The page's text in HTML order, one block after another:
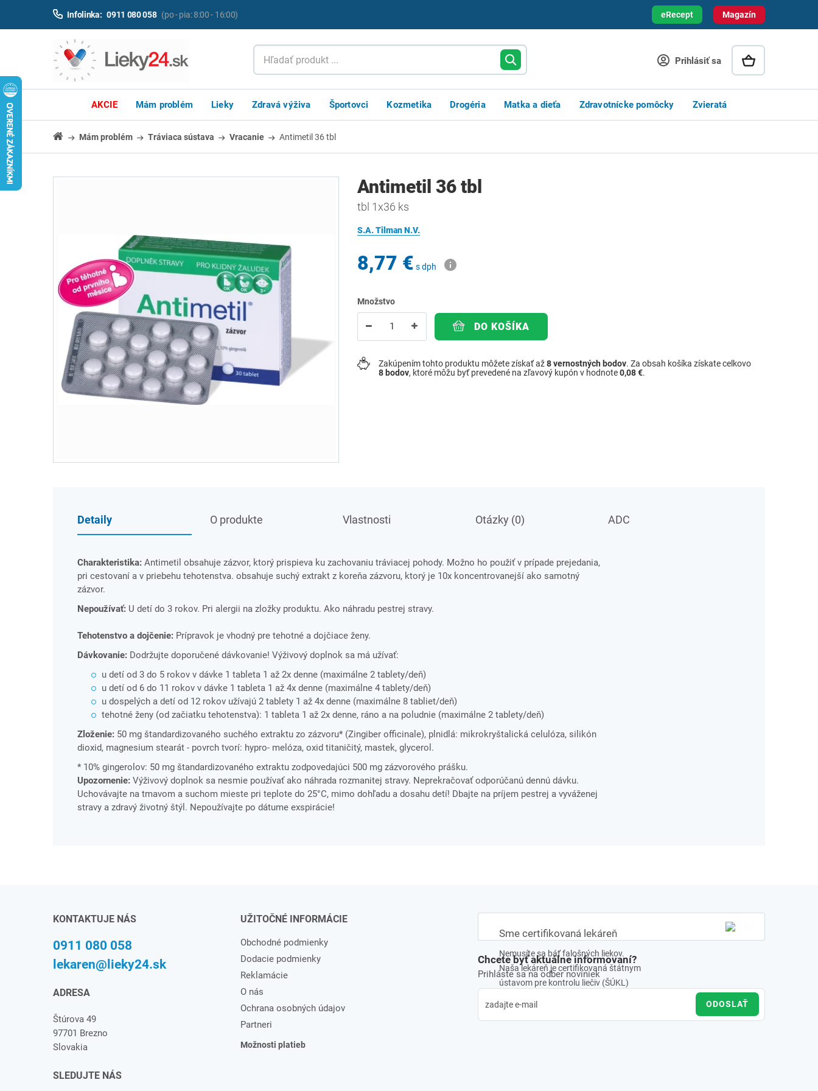
Magazín
Infolinka: 0911 080 058 (po - pia: 8:00 - 16:00) eRecept
Prihlásiť sa
AKCIE Mám problém Lieky Zdravá výživa Športovci Kozmetika Drogéria Matka a dieťa Zdravotnícke pomôcky Zvieratá
Mám problém Tráviaca sústava Vracanie Antimetil 36 tbl
Antimetil 36 tbl
tbl 1x36 ks
S.A. Tilman N.V.
8,77 € s dph
Množstvo
DO KOŠÍKA
Zakúpením tohto produktu môžete získať až8vernostných bodov. Za obsah košíka získate celkovo
8 bodov, ktoré môžu byť prevedené na zľavový kupón v hodnote0,08 €.
Detaily O produkte Vlastnosti Otázky (0) ADC
Charakteristika: Antimetil obsahuje zázvor, ktorý prispieva ku zachovaniu tráviacej pohody. Možno ho použiť v prípade prejedania,
pri cestovaní a v priebehu tehotenstva. obsahuje suchý extrakt z koreňa zázvoru, ktorý je 10x koncentrovanejší ako samotný
zázvor.
Nepoužívať: U detí do 3 rokov. Pri alergii na zložky produktu. Ako náhradu pestrej stravy.
Tehotenstvo a dojčenie: Prípravok je vhodný pre tehotné a dojčiace ženy.
Dávkovanie: Dodržujte doporučené dávkovanie! Výživový doplnok sa má užívať:
u detí od 3 do 5 rokov v dávke 1 tableta 1 až 2x denne (maximálne 2 tablety/deň)
u detí od 6 do 11 rokov v dávke 1 tableta 1 až 4x denne (maximálne 4 tablety/deň)
u dospelých a detí od 12 rokov užívajú 2 tablety 1 až 4x denne (maximálne 8 tabliet/deň)
tehotné ženy (od začiatku tehotenstva): 1 tableta 1 až 2x denne, ráno a na poludnie (maximálne 2 tablety/deň)
Zloženie: 50 mg štandardizovaného suchého extraktu zo zázvoru* (Zingiber officinale), plnidlá: mikrokryštalická celulóza, silikón
dioxid, magnesium stearát - povrch tvorí: hypro- melóza, oxid titaničitý, mastek, glycerol.
* 10% gingerolov: 50 mg štandardizovaného extraktu zodpovedajúci 500 mg zázvorového prášku.
Upozornenie: Výživový doplnok sa nesmie používať ako náhrada rozmanitej stravy. Neprekračovať odporúčanú dennú dávku.
Uchovávajte na tmavom a suchom mieste pri teplote do 25°C, mimo dohľadu a dosahu detí! Dbajte na príjem pestrej a vyváženej
stravy a zdravý životný štýl. Nepoužívajte po dátume exspirácie!
Sme certifikovaná lekáreň
Nemusíte sa báť falošných liekov.
Naša lekáreň je certifikovaná štátnym
ústavom pre kontrolu liečiv (ŠÚKL)
KONTAKTUJE NÁS
0911 080 058
lekaren@lieky24.sk
ADRESA
Štúrova 49
97701 Brezno
Slovakia
SLEDUJTE NÁS
UŽITOČNÉ INFORMÁCIE
Obchodné podmienky
Dodacie podmienky
Reklamácie
O nás
Ochrana osobných údajov
Partneri
Možnosti platieb
Chcete byť aktuálne informovaní?
Prihláste sa na odber noviniek
ODOSLAŤ